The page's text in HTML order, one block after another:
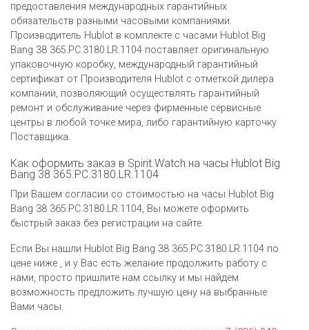
предоставления международных гарантийных
обязательств разными часовыми компаниями.
Производитель Hublot в комплекте с часами Hublot Big
Bang 38 365.PC.3180.LR.1104 поставляет оригинальную
упаковочную коробку, международный гарантийный
сертификат от Производителя Hublot c отметкой дилера
компании, позволяющий осуществлять гарантийный
ремонт и обслуживание через фирменные сервисные
центры в любой точке мира, либо гарантийную карточку
Поставщика.
Как оформить заказ в Spirit.Watch на часы Hublot Big
Bang 38 365.PC.3180.LR.1104
При Вашем согласии со стоимостью на часы Hublot Big
Bang 38 365.PC.3180.LR.1104, Вы можете оформить
быстрый заказ без регистрации на сайте.
Если Вы нашли Hublot Big Bang 38 365.PC.3180.LR.1104 по
цене ниже , и у Вас есть желание продолжить работу с
нами, просто пришлите нам ссылку и мы найдем
возможность предложить лучшую цену на выбранные
Вами часы.